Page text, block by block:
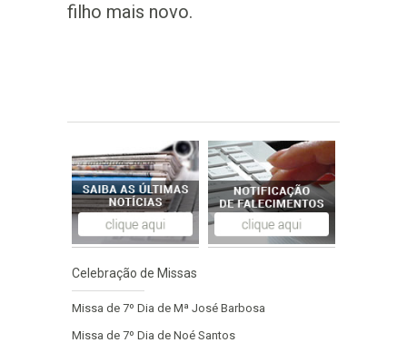
filho mais novo.
Celebração de Missas
Missa de 7º Dia de Mª José Barbosa
Missa de 7º Dia de Noé Santos